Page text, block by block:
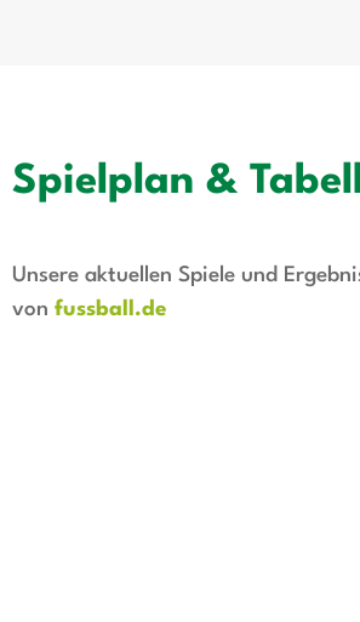
Spielplan &
Unsere aktuellen Spiele und
von fussball.de